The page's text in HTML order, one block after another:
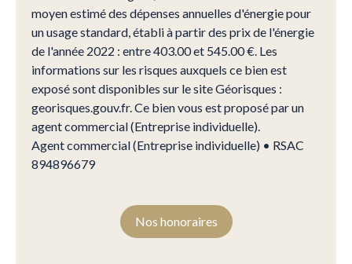
moyen estimé des dépenses annuelles d'énergie pour
un usage standard, établi à partir des prix de l'énergie
de l'année 2022 : entre 403.00 et 545.00 €. Les
informations sur les risques auxquels ce bien est
exposé sont disponibles sur le site Géorisques :
georisques.gouv.fr. Ce bien vous est proposé par un
agent commercial (Entreprise individuelle).
Agent commercial (Entreprise individuelle) • RSAC
894896679
Nos honoraires